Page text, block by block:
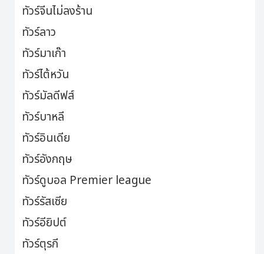
ทัวร์จีนไม่ลงร้าน
ทัวร์ลาว
ทัวร์มาเก๊า
ทัวร์ไต้หวัน
ทัวร์มัลดีฟส์
ทัวร์บาหลี
ทัวร์อินเดีย
ทัวร์อังกฤษ
ทัวร์ดูบอล Premier league
ทัวร์รัสเซีย
ทัวร์อียิปต์
ทัวร์ตุรกี